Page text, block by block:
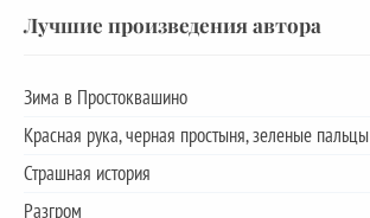
Лучшие произведения автора
Зима в Простоквашино
Красная рука, черная простыня, зеленые пальцы
Страшная история
Разгром